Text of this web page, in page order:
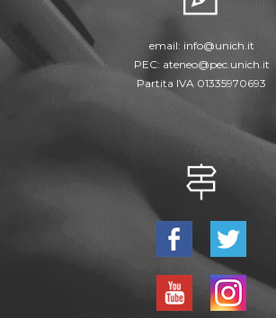
email: info@unich.it
PEC: ateneo@pec.unich.it
Partita IVA 01335970693